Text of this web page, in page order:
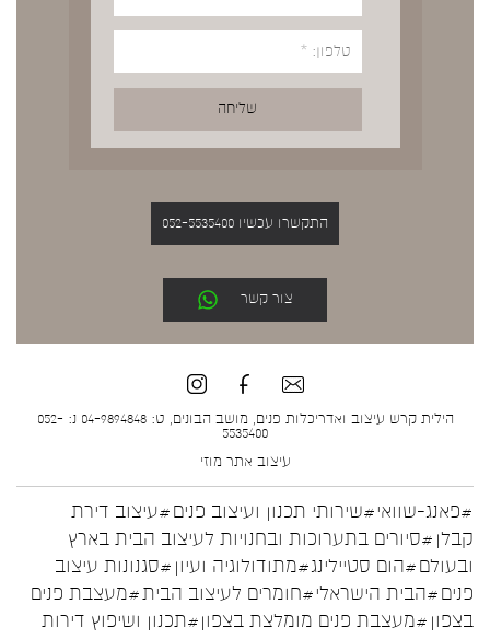
התקשרו עכשיו 052-5535400
צור קשר
הילית קרש עיצוב ואדריכלות פנים, מושב הבונים, ט: 04-9894848 נ: 052-
5535400
עיצוב אתר מוזי
#פאנג-שוואי#שירותי תכנון ועיצוב פנים#עיצוב דירת
קבלן #סיורים בתערוכות ובחנויות לעיצוב הבית בארץ
ובעולם#הום סטיילינג#מתודולוגיה ועיון #סגנונות עיצוב
פנים#הבית הישראלי#חומרים לעיצוב הבית#מעצבת פנים
בצפון #מעצבת פנים מומלצת בצפון#תכנון ושיפוץ דירות